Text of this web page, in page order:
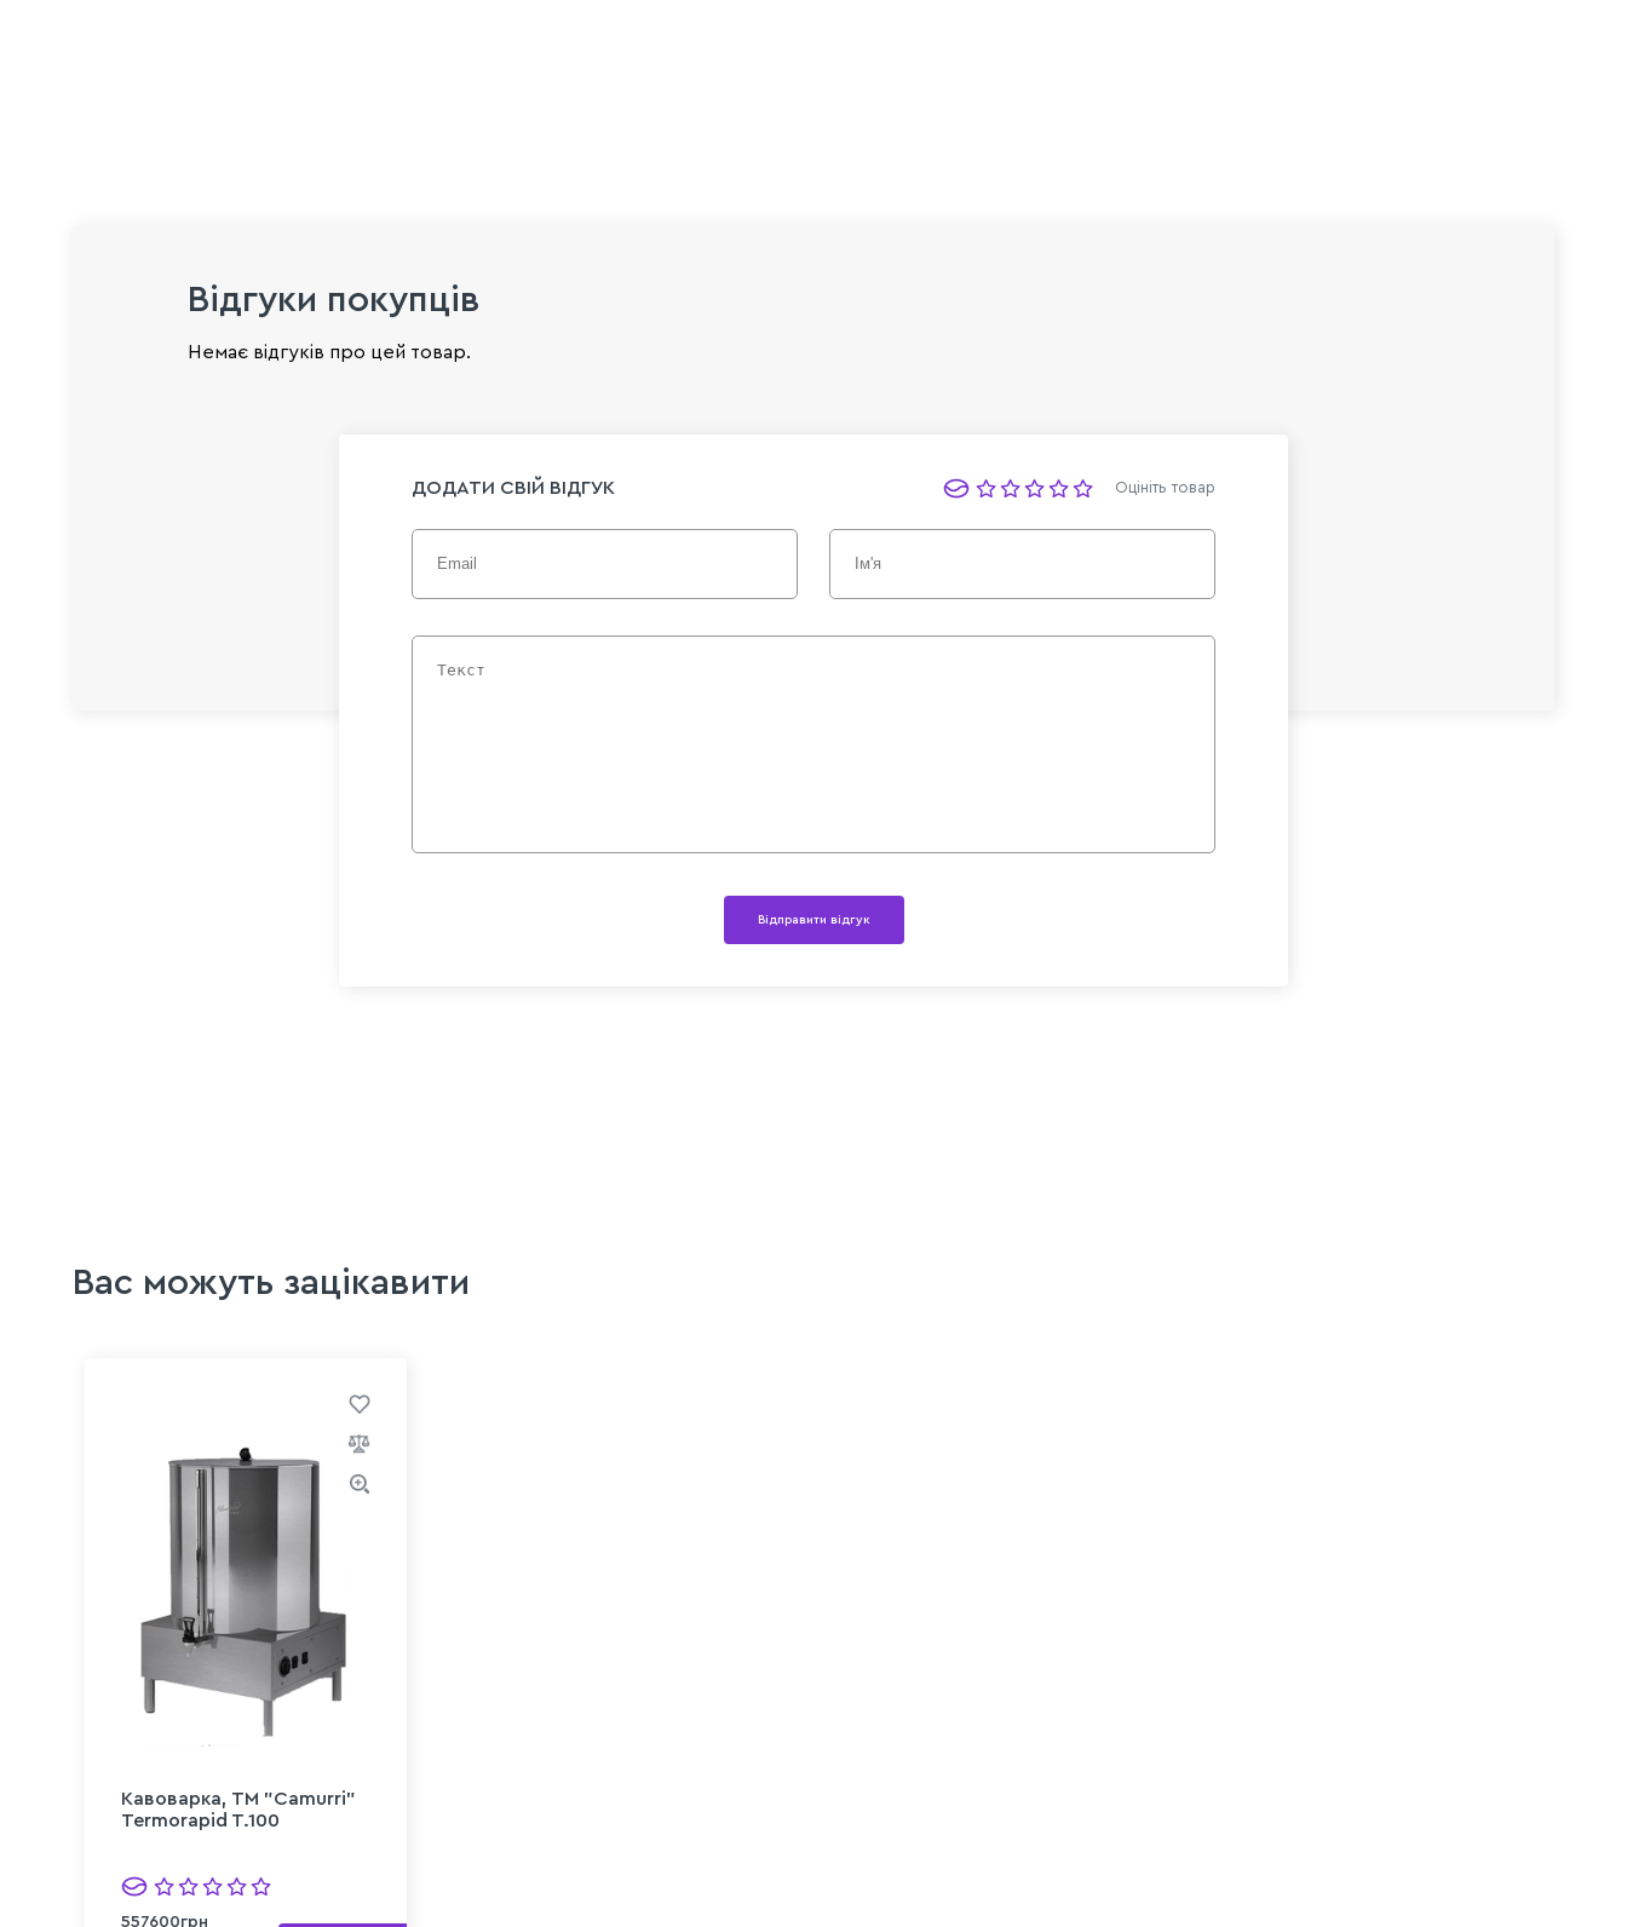
Відгуки покупців
Немає відгуків про цей товар.
ДОДАТИ СВІЙ ВІДГУК Оцініть товар
Відправити відгук
Вас можуть зацікавити
Кавоварка, TM "Camurri"
Termorapid T.100
557600грн